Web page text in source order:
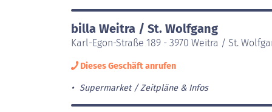
billa Weitra / St. Wolfgang
Karl-Egon-Straße 189 - 3970 Weitra / St.
Dieses Geschäft anrufen
Supermarket Zeitpläne & Infos